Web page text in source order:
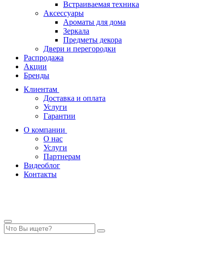
Встраиваемая техника
Аксессуары
Ароматы для дома
Зеркала
Предметы декора
Двери и перегородки
Распродажа
Акции
Бренды
Клиентам
Доставка и оплата
Услуги
Гарантии
О компании
О нас
Услуги
Партнерам
Видеоблог
Контакты